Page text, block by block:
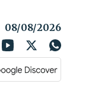
08/08/2026